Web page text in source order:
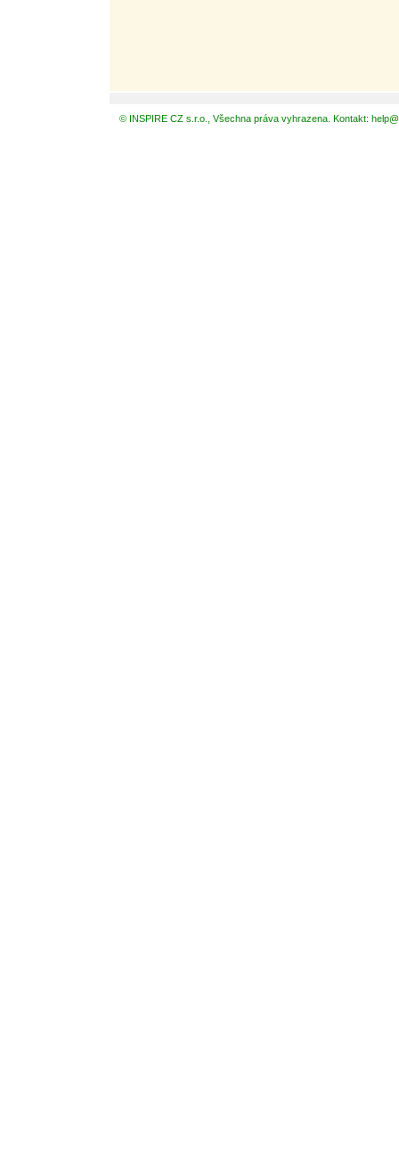
© INSPIRE CZ s.r.o., Všechna práva vyhrazena. Kontakt: